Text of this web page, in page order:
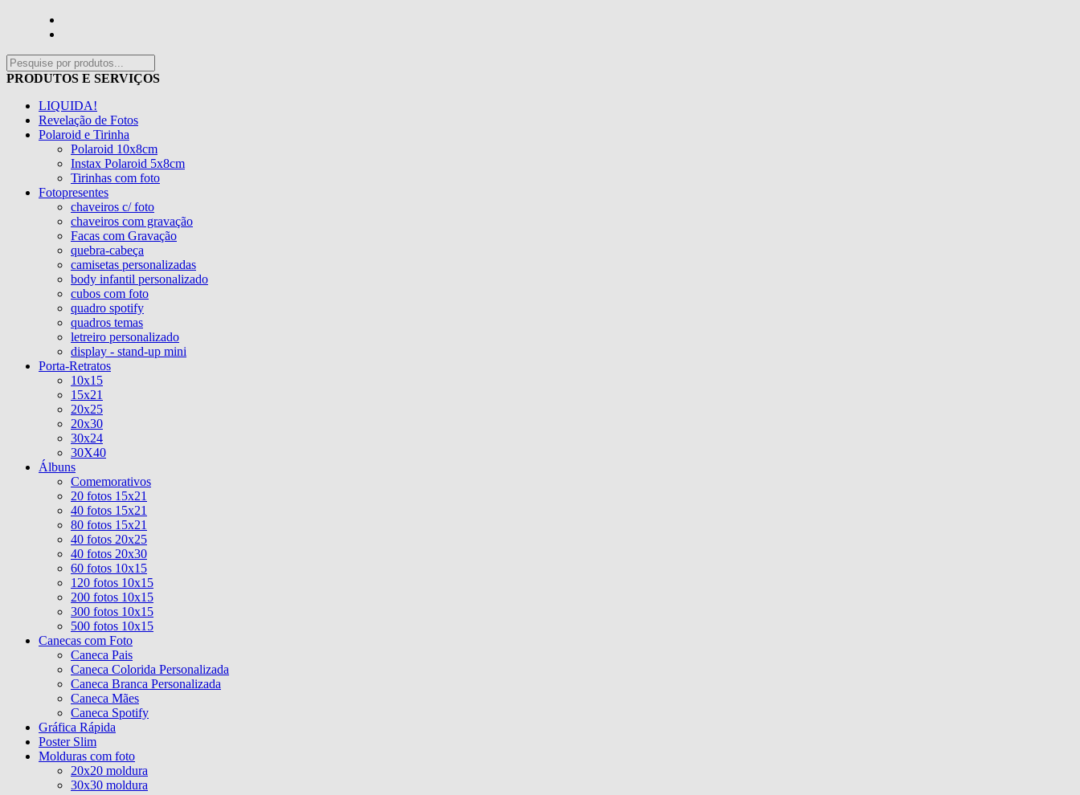
PRODUTOS E SERVIÇOS
LIQUIDA!
Revelação de Fotos
Polaroid e Tirinha
Polaroid 10x8cm
Instax Polaroid 5x8cm
Tirinhas com foto
Fotopresentes
chaveiros c/ foto
chaveiros com gravação
Facas com Gravação
quebra-cabeça
camisetas personalizadas
body infantil personalizado
cubos com foto
quadro spotify
quadros temas
letreiro personalizado
display - stand-up mini
Porta-Retratos
10x15
15x21
20x25
20x30
30x24
30X40
Álbuns
Comemorativos
20 fotos 15x21
40 fotos 15x21
80 fotos 15x21
40 fotos 20x25
40 fotos 20x30
60 fotos 10x15
120 fotos 10x15
200 fotos 10x15
300 fotos 10x15
500 fotos 10x15
Canecas com Foto
Caneca Pais
Caneca Colorida Personalizada
Caneca Branca Personalizada
Caneca Mães
Caneca Spotify
Gráfica Rápida
Poster Slim
Molduras com foto
20x20 moldura
30x30 moldura